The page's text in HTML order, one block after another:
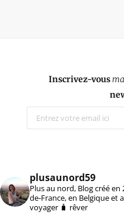
Inscrivez-vous
plusaunord59
Plus au nord, Blog créé
de-France, en Belgique
voyager 🧳 rêver